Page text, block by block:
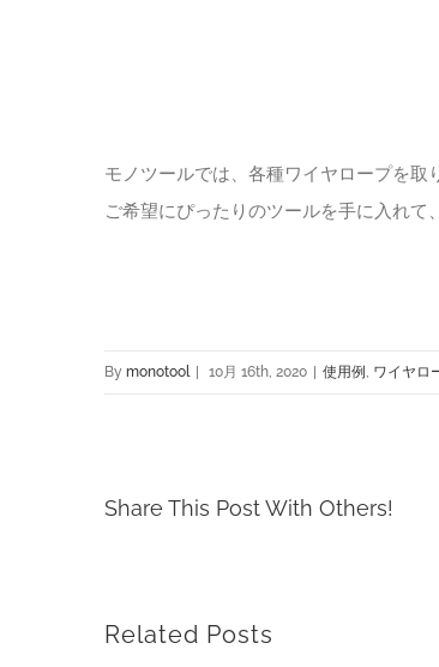
モノツールでは、各種ワイヤロープを取
ご希望にぴったりのツールを手に入れ
By monotool 10月 16th, 2020 使用例, ワイヤロ
Share This Post With Others!
Related Posts